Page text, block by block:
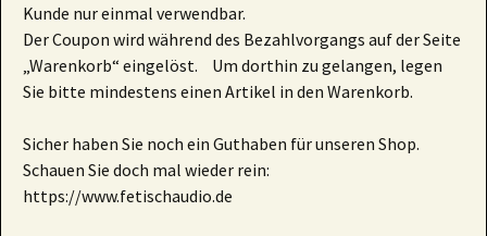
Kunde nur einmal verwendbar.
Der Coupon wird während des Bezahlvorgangs auf der Seite
„Warenkorb“ eingelöst. Um dorthin zu gelangen, legen
Sie bitte mindestens einen Artikel in den Warenkorb.
Sicher haben Sie noch ein Guthaben für unseren Shop.
Schauen Sie doch mal wieder rein:
https://www.fetischaudio.de